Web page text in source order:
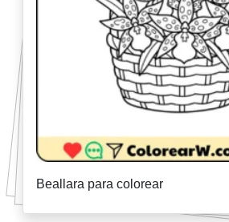
Beallara para colorear